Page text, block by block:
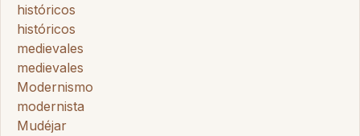
históricos
históricos
medievales
medievales
Modernismo
modernista
Mudéjar